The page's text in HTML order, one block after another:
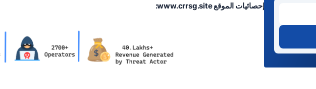
إحصائيات الموقع www.crrsg.site: